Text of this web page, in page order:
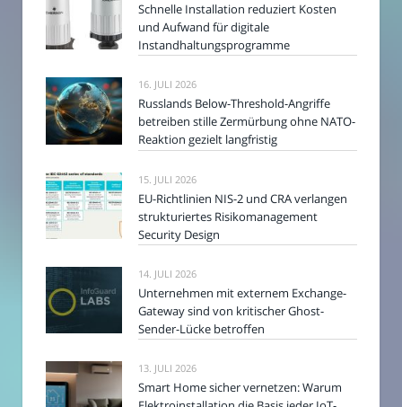
Schnelle Installation reduziert Kosten
und Aufwand für digitale
Instandhaltungsprogramme
16. JULI 2026
Russlands Below-Threshold-Angriffe
betreiben stille Zermürbung ohne NATO-
Reaktion gezielt langfristig
15. JULI 2026
EU-Richtlinien NIS-2 und CRA verlangen
strukturiertes Risikomanagement
Security Design
14. JULI 2026
Unternehmen mit externem Exchange-
Gateway sind von kritischer Ghost-
Sender-Lücke betroffen
13. JULI 2026
Smart Home sicher vernetzen: Warum